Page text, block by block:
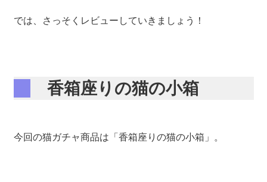
では、さっそくレビューしていきましょう！
香箱座りの猫の小箱
今回の猫ガチャ商品は「香箱座りの猫の小箱」。